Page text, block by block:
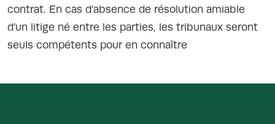
contrat. En cas d’absence de résolution amiable
d’un litige né entre les parties, les tribunaux seront
seuls compétents pour en connaître